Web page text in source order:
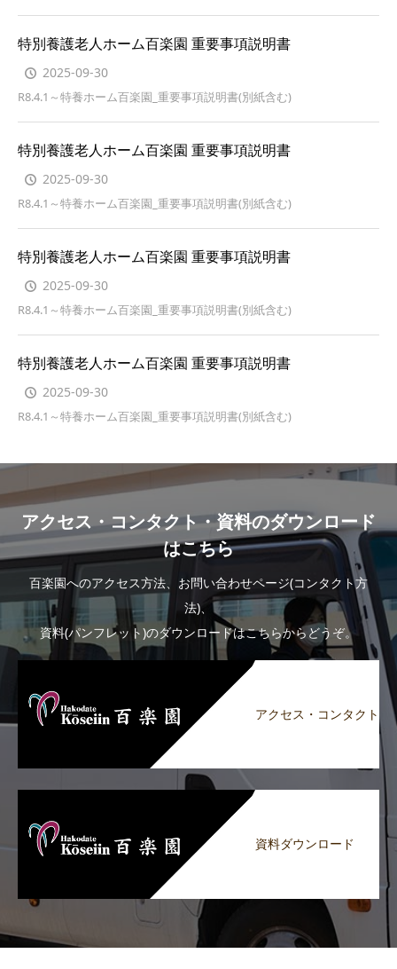
特別養護老人ホーム百楽園 重要事項説明書
2025-09-30
R8.4.1～特養ホーム百楽園_重要事項説明書(別紙含む)
特別養護老人ホーム百楽園 重要事項説明書
2025-09-30
R8.4.1～特養ホーム百楽園_重要事項説明書(別紙含む)
特別養護老人ホーム百楽園 重要事項説明書
2025-09-30
R8.4.1～特養ホーム百楽園_重要事項説明書(別紙含む)
特別養護老人ホーム百楽園 重要事項説明書
2025-09-30
R8.4.1～特養ホーム百楽園_重要事項説明書(別紙含む)
アクセス・コンタクト・資料のダウンロード
はこちら
百楽園へのアクセス方法、お問い合わせページ(コンタクト方
法)、
資料(パンフレット)のダウンロードはこちらからどうぞ。
アクセス・コンタクト
資料ダウンロード